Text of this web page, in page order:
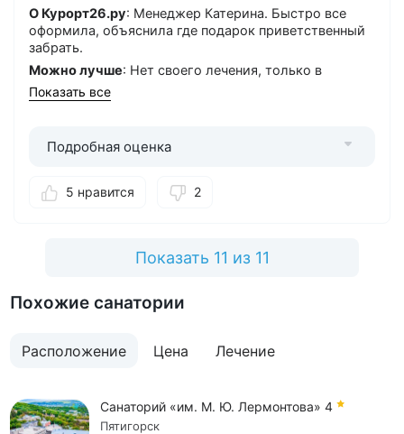
О Курорт26.ру: Менеджер Катерина. Быстро все
оформила, объяснила где подарок приветственный
забрать.
Можно лучше: Нет своего лечения, только в
соседних санаториях. Очень нужно придумать что-
нибудь с интернетом, плохо работает.
Показать все
Подробная оценка
5 нравится 2
Показать 11 из 11
Похожие санатории
Расположение Цена Лечение
Санаторий «им. М. Ю. Лермонтова» 4
Пятигорск